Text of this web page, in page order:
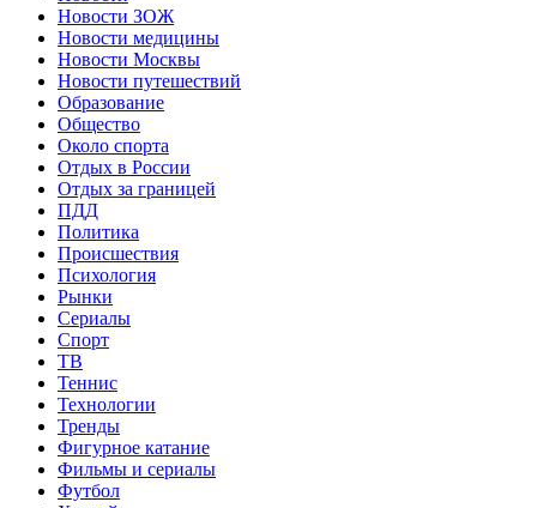
Новости ЗОЖ
Новости медицины
Новости Москвы
Новости путешествий
Образование
Общество
Около спорта
Отдых в России
Отдых за границей
ПДД
Политика
Происшествия
Психология
Рынки
Сериалы
Спорт
ТВ
Теннис
Технологии
Тренды
Фигурное катание
Фильмы и сериалы
Футбол